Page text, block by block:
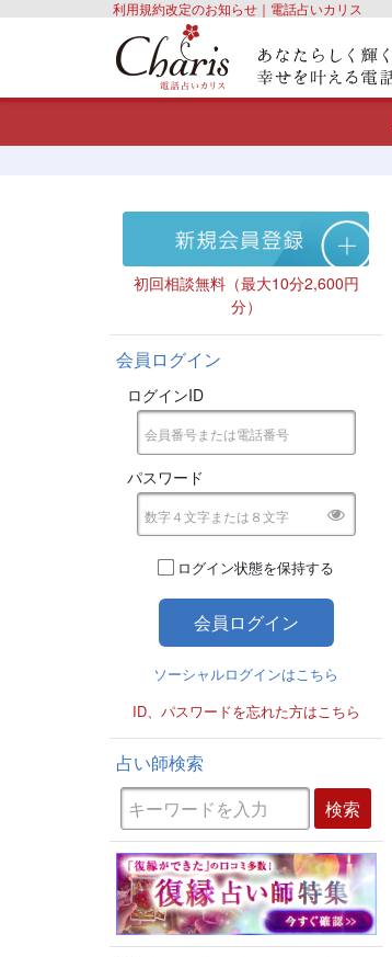
利用規約改定のお知らせ｜電話占いカリス
初回相談無料（最大10分2,600円
分）
会員ログイン
ログインID
パスワード
ログイン状態を保持する
ソーシャルログインはこちら
ID、パスワードを忘れた方はこちら
占い師検索